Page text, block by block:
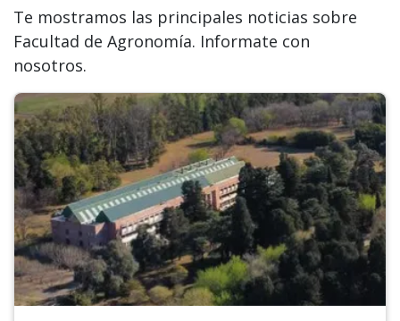
Te mostramos las principales noticias sobre
Facultad de Agronomía. Informate con
nosotros.